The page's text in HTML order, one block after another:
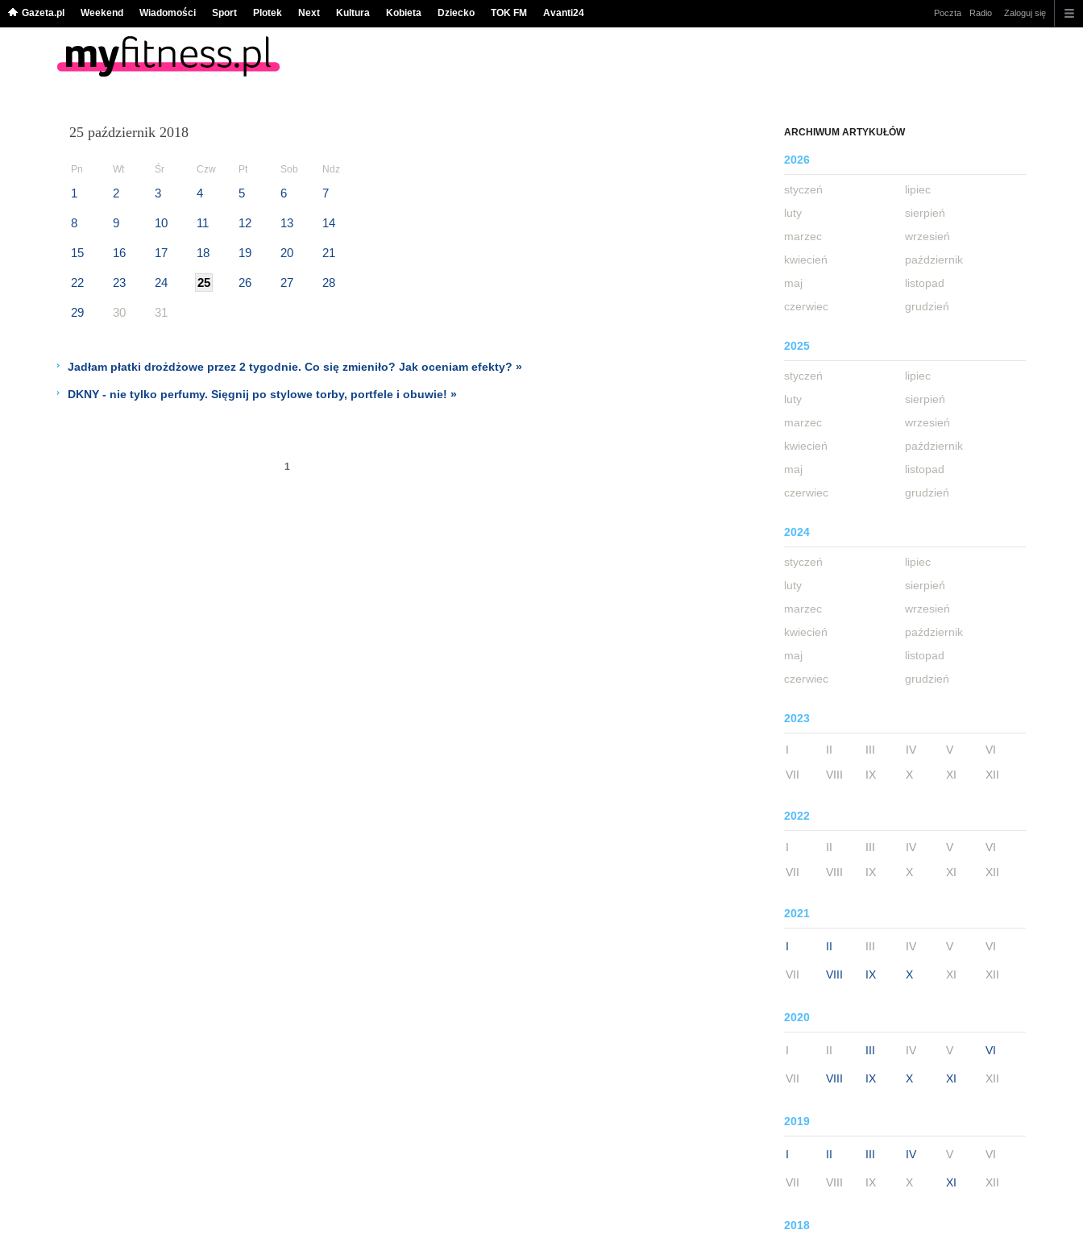
Gazeta.pl Weekend Wiadomości Sport Plotek Next Kultura Kobieta Dziecko TOK FM Avanti24 Poczta Radio Zaloguj się
ARCHIWUM ARTYKUŁÓW
2026
styczeń
luty
marzec
kwiecień
maj
czerwiec
lipiec
sierpień
wrzesień
październik
listopad
grudzień
2025
styczeń
luty
marzec
kwiecień
maj
czerwiec
lipiec
sierpień
wrzesień
październik
listopad
grudzień
2024
styczeń
luty
marzec
kwiecień
maj
czerwiec
lipiec
sierpień
wrzesień
październik
listopad
grudzień
2023
I II III IV V
VI
VII
VIII IX X XI XII
2022
I II III IV V
VI
VII
VIII IX X XI XII
2021
I II III IV V VI
VII VIII IX X XI XII
2020
I II III IV V VI
VII VIII IX X XI XII
2019
I II III IV V VI
VII VIII IX X XI XII
2018
25 październik 2018
Pn Wt Śr Czw Pt Sob Ndz
1 2 3 4 5 6 7
8 9 10 11 12 13 14
15 16 17 18 19 20 21
22 23 24 25 26 27 28
29 30 31
Jadłam płatki drożdżowe przez 2 tygodnie. Co się zmieniło? Jak oceniam efekty? »
DKNY - nie tylko perfumy. Sięgnij po stylowe torby, portfele i obuwie! »
1